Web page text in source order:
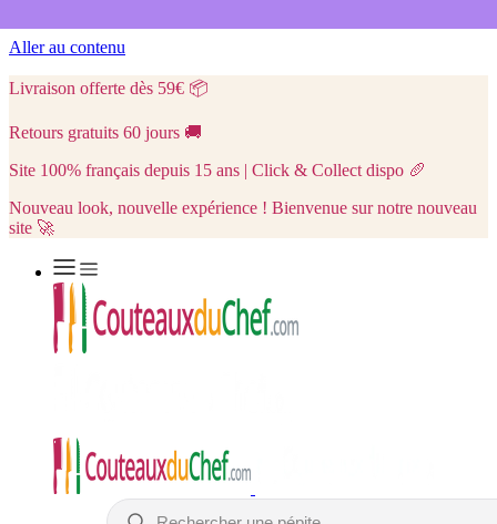
Aller au contenu
Livraison offerte dès 59€ 📦
Retours gratuits 60 jours 🚚
Site 100% français depuis 15 ans | Click & Collect dispo 🥖
Nouveau look, nouvelle expérience ! Bienvenue sur notre nouveau
site 🚀